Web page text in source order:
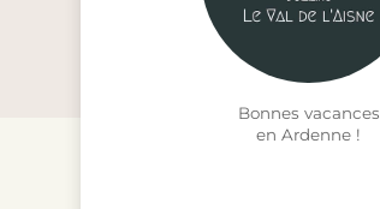
Bonnes vacances
en Ardenne !